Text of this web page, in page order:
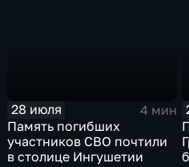
28 июля
4 мин
Память погибших
участников СВО почтили
в столице Ингушетии